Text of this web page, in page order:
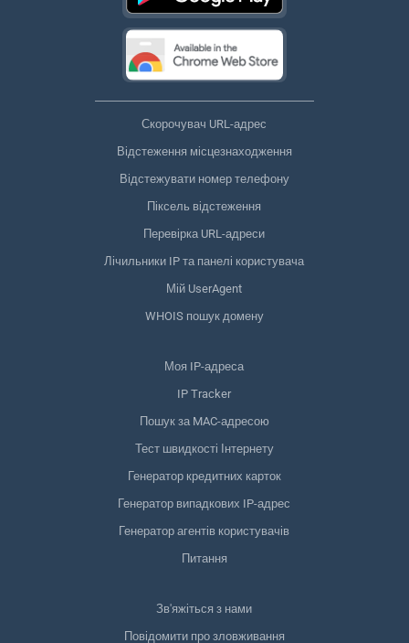
Скорочувач URL-адрес
Відстеження місцезнаходження
Відстежувати номер телефону
Піксель відстеження
Перевірка URL-адреси
Лічильники IP та панелі користувача
Мій UserAgent
WHOIS пошук домену
Моя IP-адреса
IP Tracker
Пошук за MAC-адресою
Тест швидкості Інтернету
Генератор кредитних карток
Генератор випадкових IP-адрес
Генератор агентів користувачів
Питання
Зв'яжіться з нами
Повідомити про зловживання